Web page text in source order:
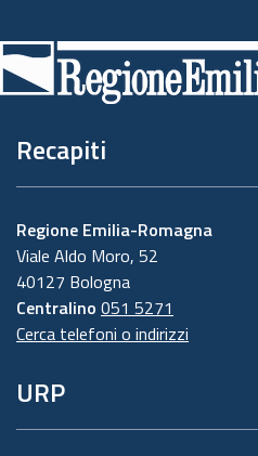
di
pagina
Recapiti
Regione Emilia-Romagna
Viale Aldo Moro, 52
40127 Bologna
Centralino 051 5271
Cerca telefoni o indirizzi
URP